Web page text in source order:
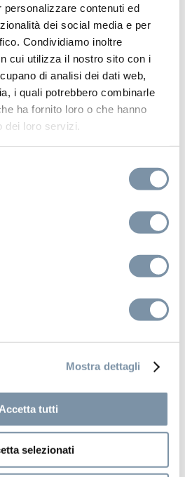
contenuti ed
dei social media e per
Condividiamo inoltre
cui utilizza il nostro sito con i
di analisi dei dati web,
i quali potrebbero combinarle
ha fornito loro o che hanno
dei loro servizi.
Mostra dettagli
Accetta tutti
selezionati
ø 65 mm
BJ002 B